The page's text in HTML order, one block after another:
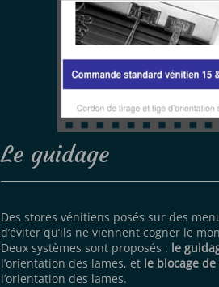
Le guidage
Des stores vénitiens posés sur des
d’éviter qu’ils ne viennent cogner le
Deux systèmes sont proposés : le
l’orientation des lames, et le blocage
l’orientation des lames.